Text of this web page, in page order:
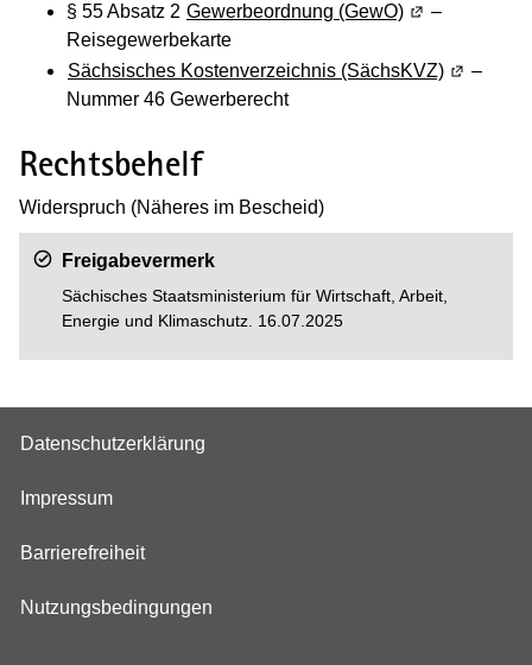
§ 55 Absatz 2 Gewerbeordnung (GewO) (Wird in
–
Reisegewerbekarte
Sächsisches Kostenverzeichnis (SächsKVZ) (Wird in
–
Nummer 46 Gewerberecht
Rechtsbehelf
Widerspruch (Näheres im Bescheid)
Freigabevermerk
Sächisches Staatsministerium für Wirtschaft, Arbeit,
Energie und Klimaschutz. 16.07.2025
Datenschutzerklärung
Impressum
Barrierefreiheit
Nutzungsbedingungen